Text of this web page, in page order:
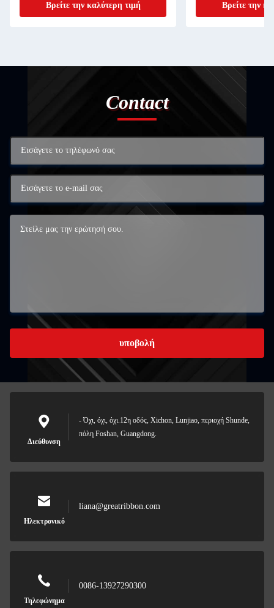
Βρείτε την καλύτερη τιμή Βρείτε την καλύτερη
Contact
υποβολή
Διεύθυνση
- Όχι, όχι, όχι.12η οδός, Xichon, Lunjiao, περιοχή Shunde,
πόλη Foshan, Guangdong.
Ηλεκτρονικό
liana@greatribbon.com
Τηλεφώνημα
0086-13927290300